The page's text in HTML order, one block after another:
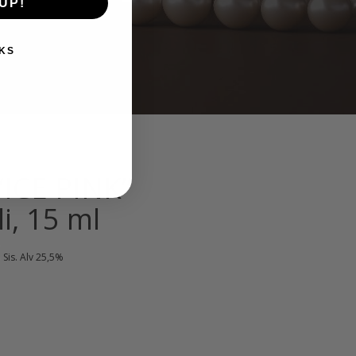
PINK”
15 ml
Sis. Alv 25,5%